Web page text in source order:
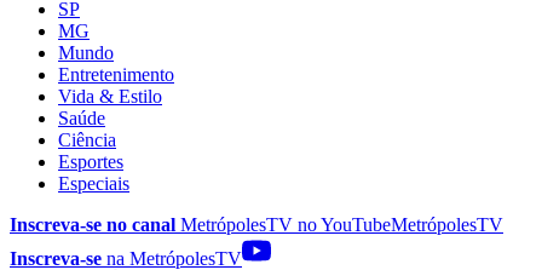
SP
MG
Mundo
Entretenimento
Vida & Estilo
Saúde
Ciência
Esportes
Especiais
Inscreva-se no canal MetrópolesTV noYouTubeMetrópolesTV
Inscreva-se na MetrópolesTV